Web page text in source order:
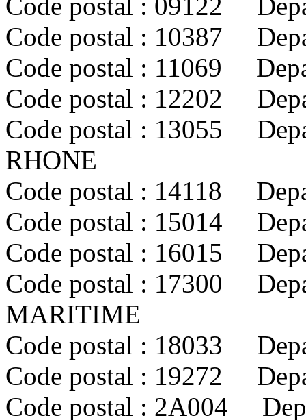
Code postal : 10387
Code postal : 11069
Code postal : 12202
Code postal : 13055
RHONE
Code postal : 14118
Code postal : 15014
Code postal : 16015
Code postal : 17300
MARITIME
Code postal : 18033
Code postal : 19272
Code postal : 2A004